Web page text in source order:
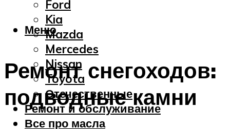
Ford
Kia
Mazda
Mercedes
Nissan
Toyota
Отечественные
Ремонт и обслуживание
Все про масла
Меню
Ремонт снегоходов:
подводные камни